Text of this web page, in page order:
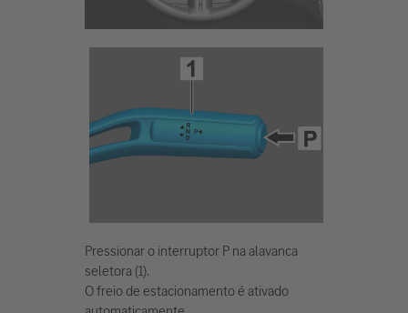
Pressionar o interruptor P na alavanca
seletora (1).
O freio de estacionamento é ativado